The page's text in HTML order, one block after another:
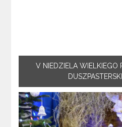
V NIEDZIELA WIELKIEGO